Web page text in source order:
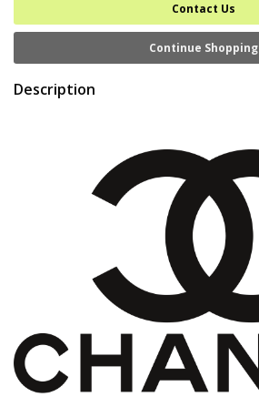
Contact Us
Continue Shopping
Description